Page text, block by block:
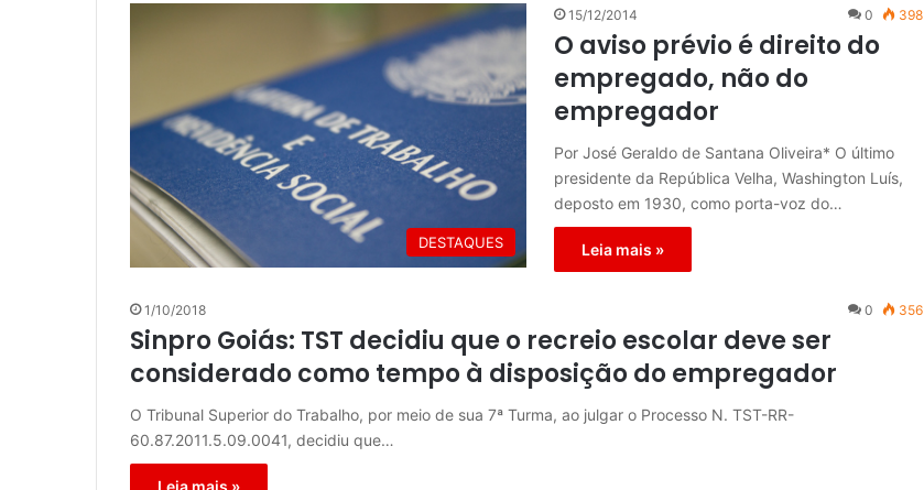
DESTAQUES
15/12/2014 0 398
O aviso prévio é direito do
empregado, não do
empregador
Por José Geraldo de Santana Oliveira* O último
presidente da República Velha, Washington Luís,
deposto em 1930, como porta-voz do…
Leia mais »
1/10/2018 0 356
Sinpro Goiás: TST decidiu que o recreio escolar deve ser
considerado como tempo à disposição do empregador
O Tribunal Superior do Trabalho, por meio de sua 7ª Turma, ao julgar o Processo N. TST-RR-
60.87.2011.5.09.0041, decidiu que…
Leia mais »